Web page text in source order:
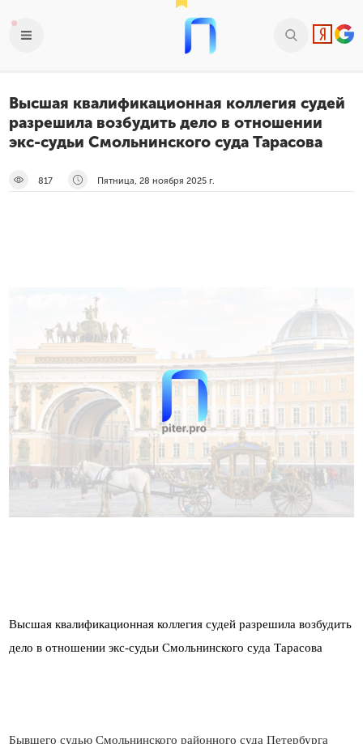
Высшая квалификационная коллегия судей
разрешила возбудить дело в отношении
экс-судьи Смольнинского суда Тарасова
817 Пятница, 28 ноября 2025 г.
Высшая квалификационная коллегия судей разрешила возбудить
Бывшего судью Смольнинского районного суда Петербурга